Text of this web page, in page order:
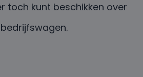
toch kunt beschikken over